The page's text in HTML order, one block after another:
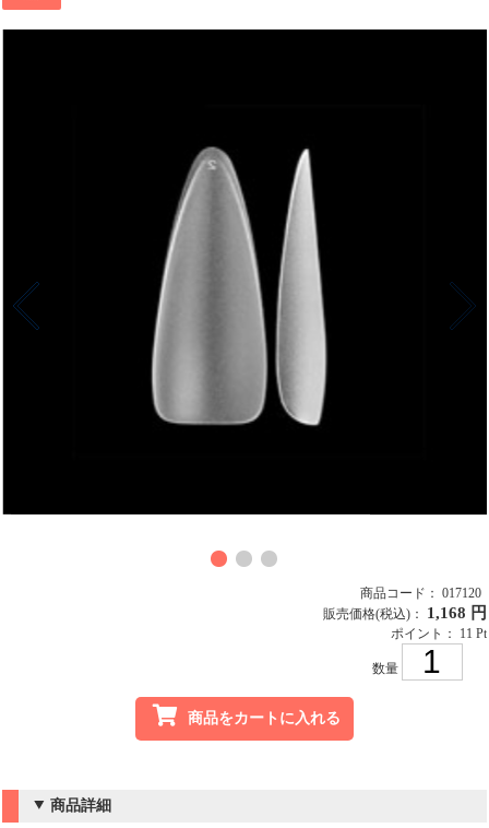
商品コード： 017120
販売価格(税込)： 1,168 円
ポイント： 11 Pt
数量
商品をカートに入れる
商品詳細